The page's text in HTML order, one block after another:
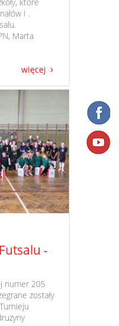
które
I .
Marta
więcej
-
numer 205
zostały